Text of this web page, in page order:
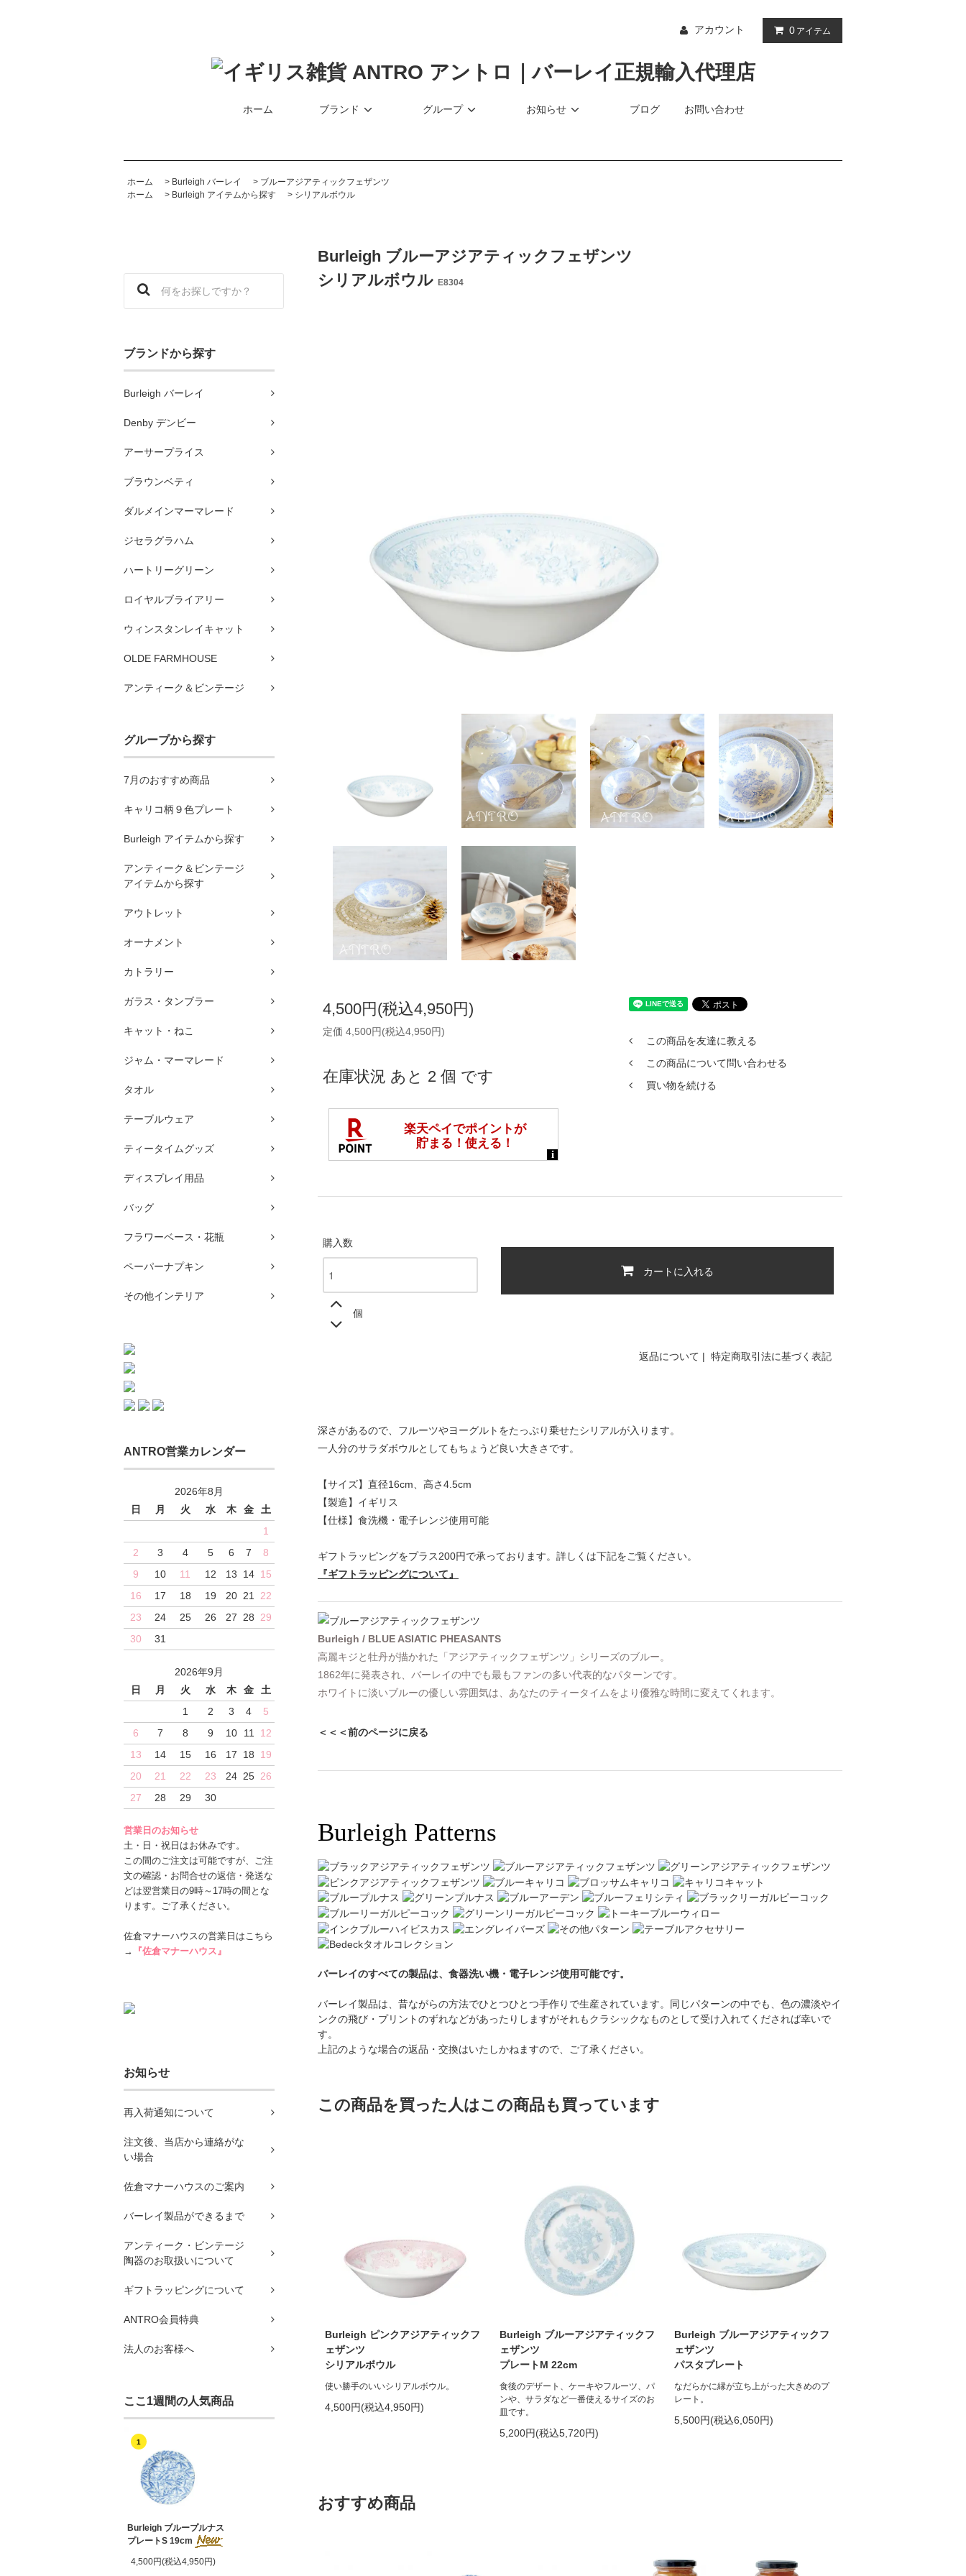
アカウント 0 アイテム
ホーム ブランド グループ お知らせ ブログ お問い合わせ
ホーム > Burleigh バーレイ > ブルーアジアティックフェザンツ
ホーム
> Burleigh アイテムから探す > シリアルボウル
ブランドから探す
Burleigh バーレイ
Denby デンビー
アーサープライス
ブラウンベティ
ダルメインマーマレード
ジセラグラハム
ハートリーグリーン
ロイヤルブライアリー
ウィンスタンレイキャット
OLDE FARMHOUSE
アンティーク＆ビンテージ
グループから探す
7月のおすすめ商品
キャリコ柄９色プレート
Burleigh アイテムから探す
アンティーク＆ビンテージ
アイテムから探す
アウトレット
オーナメント
カトラリー
ガラス・タンブラー
キャット・ねこ
ジャム・マーマレード
タオル
テーブルウェア
ティータイムグッズ
ディスプレイ用品
バッグ
フラワーベース・花瓶
ペーパーナプキン
その他インテリア
ANTRO営業カレンダー
2026年8月
日
月 火 水 木 金
土
1
2
3 4 5 6 7
8
9
10 11 12 13 14 15
16
17 18 19 20 21
22
23
24 25 26 27 28
29
30
31
2026年9月
日
月 火 水 木 金
土
1
2 3 4
5
6
7 8 9 10 11
12
13
14 15 16 17 18
19
20
21 22 23 24 25 26
27
28 29 30
営業日のお知らせ
土・日・祝日はお休みです。
この間のご注文は可能ですが、ご注
文の確認・お問合せの返信・発送な
どは翌営業日の9時～17時の間とな
ります。ご了承ください。
佐倉マナーハウスの営業日はこちら
→
『佐倉マナーハウス』
お知らせ
再入荷通知について
注文後、当店から連絡がな
い場合
佐倉マナーハウスのご案内
バーレイ製品ができるまで
アンティーク・ビンテージ
陶器のお取扱いについて
ギフトラッピングについて
ANTRO会員特典
法人のお客様へ
ここ1週間の人気商品
1
Burleigh ブループルナス
プレートS 19cm
4,500円(税込4,950円)
Burleigh ブルーアジアティックフェザンツ
シリアルボウル E8304
4,500円(税込4,950円)
定価 4,500円(税込4,950円)
在庫状況 あと 2 個 です
この商品を友達に教える
この商品について問い合わせる
買い物を続ける
購入数
個
カートに入れる
返品について | 特定商取引法に基づく表記
深さがあるので、フルーツやヨーグルトをたっぷり乗せたシリアルが入ります。
一人分のサラダボウルとしてもちょうど良い大きさです。
【サイズ】直径16cm、高さ4.5cm
【製造】イギリス
【仕様】食洗機・電子レンジ使用可能
ギフトラッピングをプラス200円で承っております。詳しくは下記をご覧ください。
『ギフトラッピングについて』
Burleigh / BLUE ASIATIC PHEASANTS
高麗キジと牡丹が描かれた「アジアティックフェザンツ」シリーズのブルー。
1862年に発表され、バーレイの中でも最もファンの多い代表的なパターンです。
ホワイトに淡いブルーの優しい雰囲気は、あなたのティータイムをより優雅な時間に変えてくれます。
＜＜＜前のページに戻る
Burleigh Patterns
バーレイのすべての製品は、食器洗い機・電子レンジ使用可能です。
バーレイ製品は、昔ながらの方法でひとつひとつ手作りで生産されています。同じパターンの中でも、色の濃淡やイ
ンクの飛び・プリントのずれなどがあったりしますがそれもクラシックなものとして受け入れてくだされば幸いで
す。
上記のような場合の返品・交換はいたしかねますので、ご了承ください。
この商品を買った人はこの商品も買っています
Burleigh ピンクアジアティックフ
ェザンツ
シリアルボウル
使い勝手のいいシリアルボウル。
4,500円(税込4,950円)
Burleigh ブルーアジアティックフ
ェザンツ
プレートM 22cm
食後のデザート、ケーキやフルーツ、パ
ンや、サラダなど一番使えるサイズのお
皿です。
5,200円(税込5,720円)
Burleigh ブルーアジアティックフ
ェザンツ
パスタプレート
なだらかに縁が立ち上がった大きめのプ
レート。
5,500円(税込6,050円)
おすすめ商品